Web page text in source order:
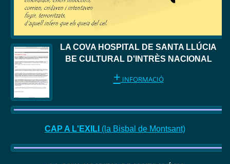
LA COVA HOSPITAL DE SANTA LLÚCIA
BE CULTURAL D'INTRÈS NACIONAL
+ INFORMACIÓ
CAP A L'EXILI (la Bisbal de Montsant)